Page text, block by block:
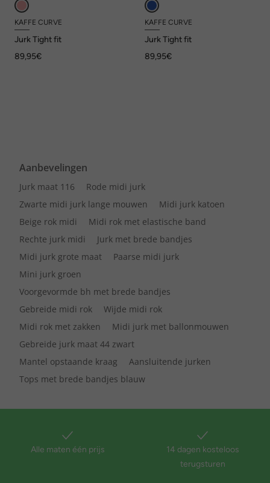
KAFFE CURVE
Jurk Tight fit
89,95€
KAFFE CURVE
Jurk Tight fit
89,95€
Aanbevelingen
Jurk maat 116
Rode midi jurk
Zwarte midi jurk lange mouwen
Midi jurk katoen
Beige rok midi
Midi rok met elastische band
Rechte jurk midi
Jurk met brede bandjes
Midi jurk grote maat
Paarse midi jurk
Mini jurk groen
Voorgevormde bh met brede bandjes
Gebreide midi rok
Wijde midi rok
Midi rok met zakken
Midi jurk met ballonmouwen
Gebreide jurk maat 44 zwart
Mantel opstaande kraag
Aansluitende jurken
Tops met brede bandjes blauw
Alle maten één prijs
14 dagen kosteloos
terugsturen